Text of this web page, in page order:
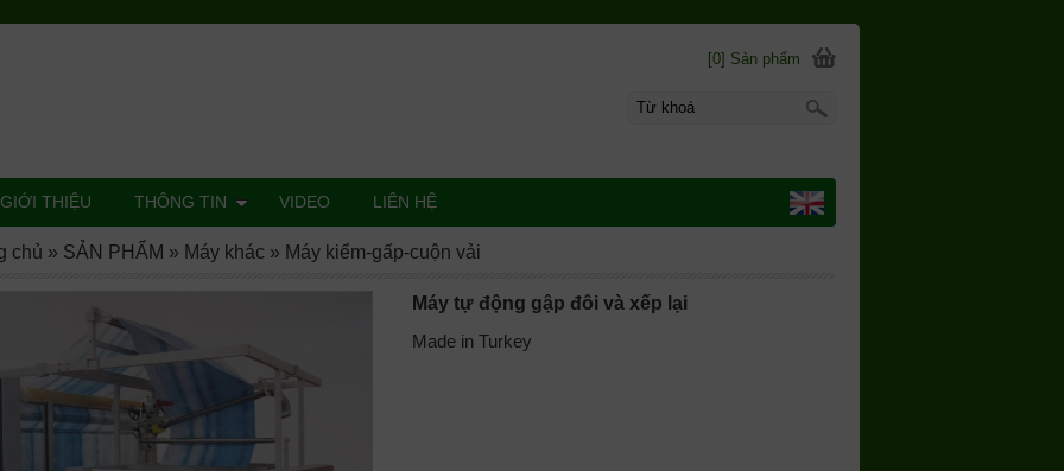
Máy tự động gập đôi và xếp lại
Made in Turkey
chủ » SẢN PHẨM » Máy khác » Máy kiểm-gấp-cuộn vải
[0] Sản phẩm
GIỚI THIỆU THÔNG TIN VIDEO LIÊN HỆ